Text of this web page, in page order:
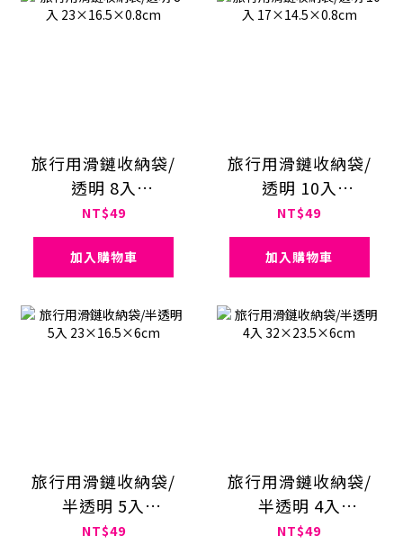
旅行用滑鏈收納袋/
透明 8入
23×16.5×0.8cm
NT$49
加入購物車
旅行用滑鏈收納袋/
透明 10入
17×14.5×0.8cm
NT$49
加入購物車
旅行用滑鏈收納袋/
半透明 5入
23×16.5×6cm
NT$49
旅行用滑鏈收納袋/
半透明 4入
32×23.5×6cm
NT$49